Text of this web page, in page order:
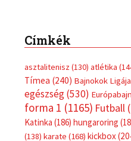
Címkék
asztalitenisz (130) atlétika
Tímea (240) Bajnokok Ligája
egészség(530)
forma 1 (1165) Futball
Katinka (186) hungaroring
(138) karate (168) kickbox